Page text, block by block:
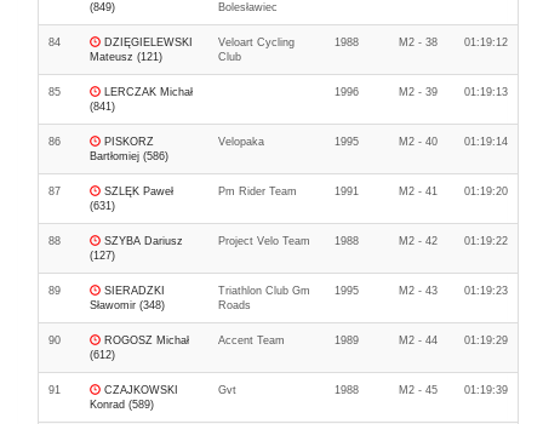
(849)
Bolesławiec
84
DZIĘGIELEWSKI
Mateusz (121)
Veloart Cycling
Club
1988 M2 - 38 01:19:12
85
LERCZAK Michał
(841)
1996 M2 - 39 01:19:13
86
PISKORZ
Bartłomiej (586)
Velopaka 1995 M2 - 40 01:19:14
87
SZLĘK Paweł
(631)
Pm Rider Team 1991 M2 - 41 01:19:20
88
SZYBA Dariusz
(127)
Project Velo Team 1988 M2 - 42 01:19:22
89
SIERADZKI
Sławomir (348)
Triathlon Club Gm
Roads
1995 M2 - 43 01:19:23
90
ROGOSZ Michał
(612)
Accent Team 1989 M2 - 44 01:19:29
91
CZAJKOWSKI
Konrad (589)
Gvt 1988 M2 - 45 01:19:39